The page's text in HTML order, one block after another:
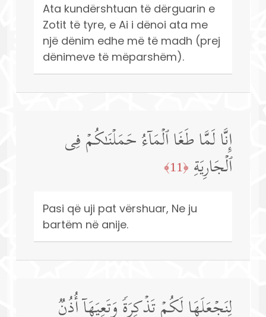
Ata kundërshtuan të dërguarin e
Zotit të tyre, e Ai i dënoi ata me
një dënim edhe më të madh (prej
dënimeve të mëparshëm).
إِنَّا لَمَّا طَغَا ٱلۡمَاۤءُ حَمَلۡنَـٰكُمۡ فِی
ٱلۡجَارِیَةِ ﴿11﴾
Pasi që uji pat vërshuar, Ne ju
bartëm në anije.
لِنَجۡعَلَهَا لَكُمۡ تَذۡكِرَةࣰ وَتَعِیَهَاۤ أُذُنࣱ